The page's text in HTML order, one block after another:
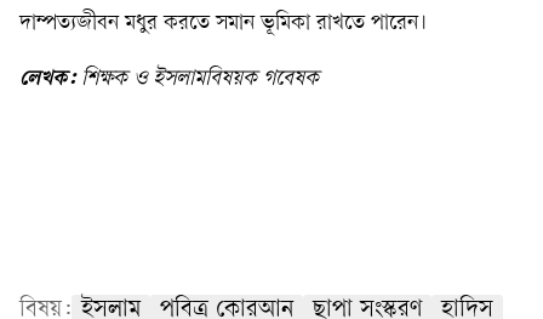
দাম্পত্যজীবন মধুর করতে সমান ভূমিকা রাখতে পারেন।
লেখক:শিক্ষক ও ইসলামবিষয়ক গবেষক
বিষয়: ইসলাম পবিত্র কোরআন ছাপা সংস্করণ
হাদিস